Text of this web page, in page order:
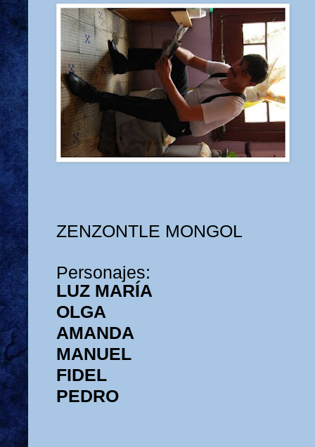
ZENZONTLE MONGOL
Personajes:
LUZ MARÍA
OLGA
AMANDA
MANUEL
FIDEL
PEDRO